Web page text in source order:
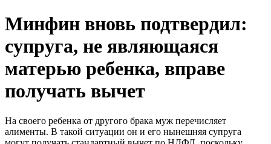
Минфин вновь подтвердил:
супруга, не являющаяся
матерью ребенка, вправе
получать вычет
На своего ребенка от другого брака муж перечисляет
алименты. В такой ситуации он и его нынешняя супруга